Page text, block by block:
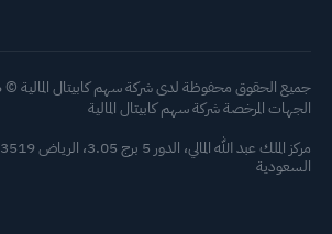
جميع الحقوق محفوظة لدى شركة سهم كابيتال المالية © 2026
الجهات المرخصة شركة سهم كابيتال المالية
السعودية